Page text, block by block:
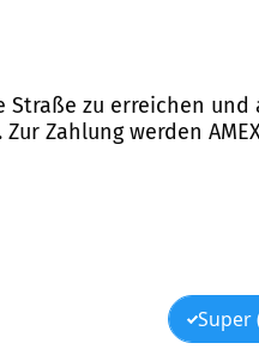
zu erreichen und
Zahlung werden
Super